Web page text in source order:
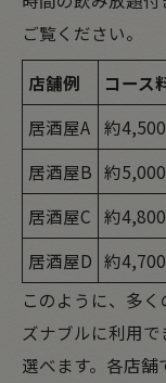
ご覧ください。
店舗例 コース
居酒屋A 約
居酒屋B 約
居酒屋C 約
居酒屋D 約
このように、多
ズナブルに利用
選べます。各店